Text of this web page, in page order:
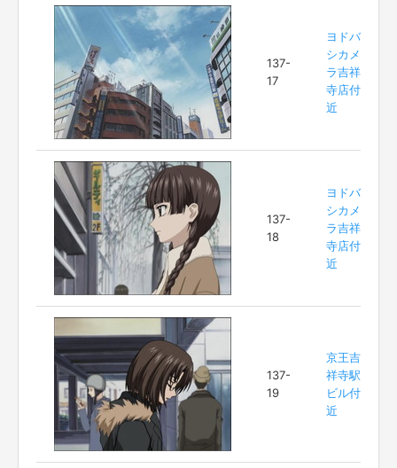
137-
17
ヨドバ
シカメ
ラ吉祥
寺店付
近
137-
18
ヨドバ
シカメ
ラ吉祥
寺店付
近
137-
19
京王吉
祥寺駅
ビル付
近